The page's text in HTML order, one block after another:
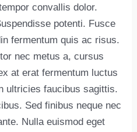
convallis dolor.
potenti. Fusce
fermentum quis ac risus.
nec metus a, cursus
at erat fermentum luctus
ultricies faucibus sagittis.
Sed finibus neque nec
Nulla euismod eget